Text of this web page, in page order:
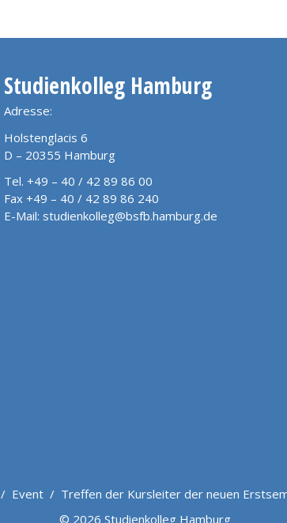
Studienkolleg Hamburg
Adresse:
Holstenglacis 6
D – 20355 Hamburg
Tel. +49 – 40 / 42 89 86 00
Fax +49 – 40 / 42 89 86 240
E-Mail: studienkolleg@bsfb.hamburg.de
/ Event / Treffen der Kursleiter der neuen
© 2026 Studienkolleg Hamburg